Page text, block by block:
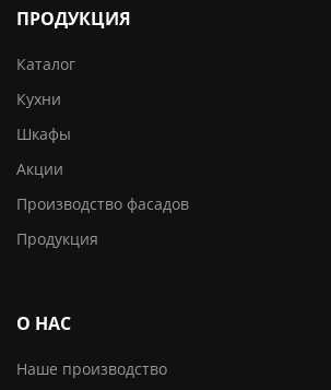
ПРОДУКЦИЯ
Каталог
Кухни
Шкафы
Акции
Производство фасадов
Продукция
О НАС
Наше производство